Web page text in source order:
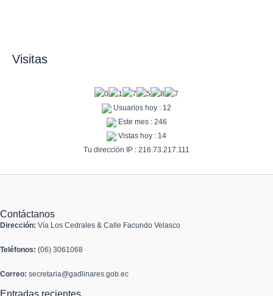
Visitas
Usuarios hoy : 12
Este mes : 246
Vistas hoy : 14
Tu dirección IP : 216.73.217.111
Contáctanos
Dirección: Vía Los Cedrales & Calle Facundo Velasco
Teléfonos: (06) 3061068
Correo: secretaria@gadlinares.gob.ec
Entradas recientes